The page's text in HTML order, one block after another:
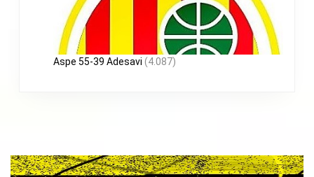
Aspe 55-39 Adesavi (4.087)